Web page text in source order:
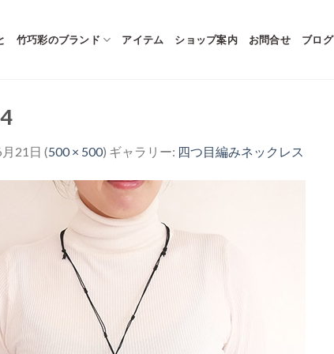
竹巧彩のブランド アイテム ショップ案内 お問合せ ブログ
21日 (500 × 500) ギャラリー: 四つ目編みネックレス